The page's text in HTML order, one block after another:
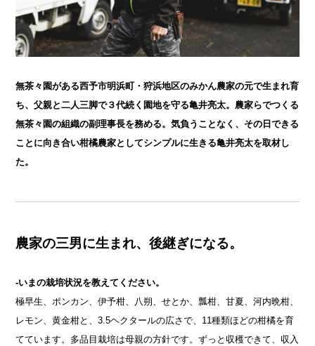
無茶々園がある西予市明浜町・狩浜地区のみかん農家の元で生まれ育
ち、父親と二人三脚で３代続く園地を守る亀井亮太。農家らでつくる
無茶々園の組織の副理事長を務める。気負うことなく、その日できる
ことに向き合い柑橘農家としてシンプルに生きる亀井亮太を取材し
た。
農家の三男に生まれ、後継ぎになる。
-いまの栽培状況を教えてください。
極早生、ポンカン、伊予柑、八朔、せとか、瓢柑、甘夏、河内晩柑、
レモン、黄金柑と、3.5ヘクタールの広さで、11種類ほどの柑橘を育
てています。多品目栽培は母親の方針です。ずっと収穫できて、収入